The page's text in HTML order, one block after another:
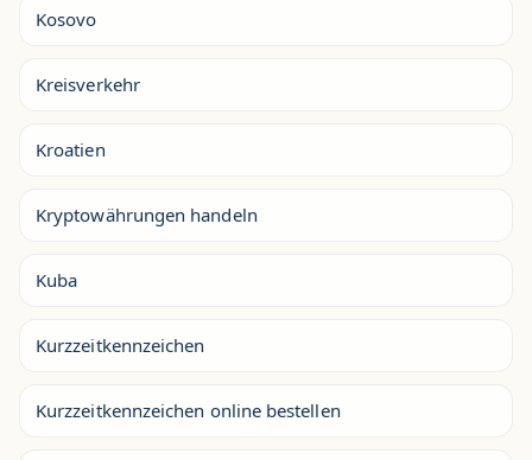
Kosovo
Kreisverkehr
Kroatien
Kryptowährungen handeln
Kuba
Kurzzeitkennzeichen
Kurzzeitkennzeichen online bestellen